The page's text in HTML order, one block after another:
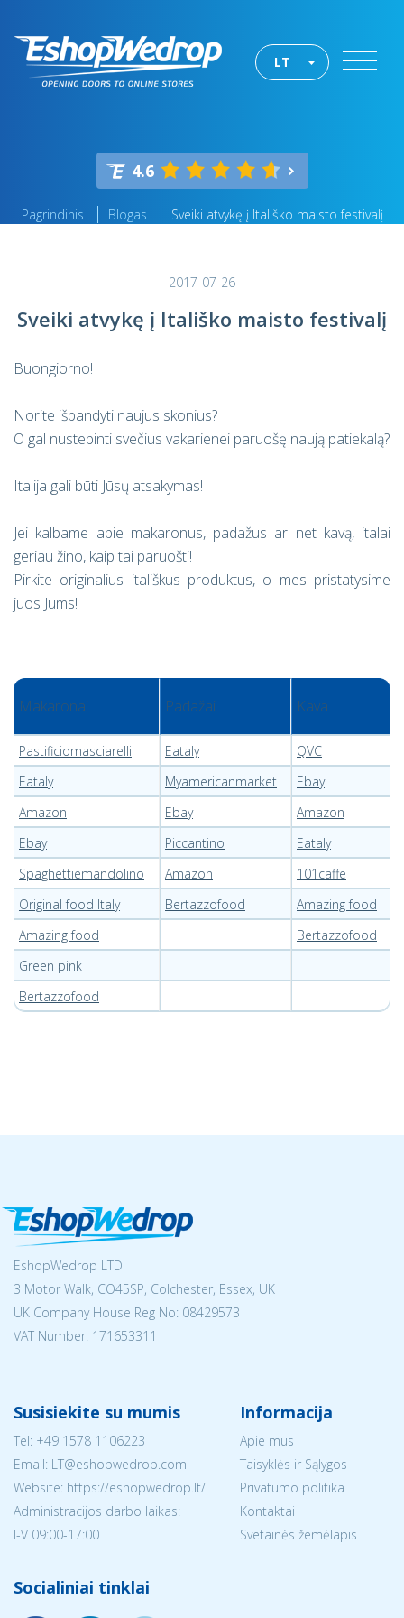
LT
4.6
Pagrindinis Blogas Sveiki atvykę į Itališko maisto festivalį
2017-07-26
Sveiki atvykę į Itališko maisto festivalį
Buongiorno!
Norite išbandyti naujus skonius?
O gal nustebinti svečius vakarienei paruošę naują patiekalą?
Italija gali būti Jūsų atsakymas!
Jei kalbame apie makaronus, padažus ar net kavą, italai
geriau žino, kaip tai paruošti!
Pirkite originalius itališkus produktus, o mes pristatysime
juos Jums!
Makaronai Padažai Kava
Pastificiomasciarelli Eataly
QVC
Eataly
Myamericanmarket
Ebay
Amazon
Ebay
Amazon
Ebay
Piccantino
Eataly
Spaghettiemandolino
Amazon
101caffe
Original food Italy
Bertazzofood
Amazing food
Amazing food
Bertazzofood
Green pink
Bertazzofood
EshopWedrop LTD
3 Motor Walk, CO45SP, Colchester, Essex, UK
UK Company House Reg No: 08429573
VAT Number: 171653311
Susisiekite su mumis
Tel: +49 1578 1106223
Email: LT@eshopwedrop.com
Website: https://eshopwedrop.lt/
Administracijos darbo laikas:
I-V 09:00-17:00
Informacija
Apie mus
Taisyklės ir Sąlygos
Privatumo politika
Kontaktai
Svetainės žemėlapis
Socialiniai tinklai